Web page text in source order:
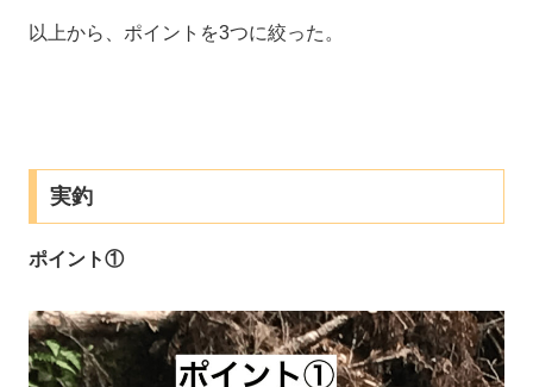
以上から、ポイントを3つに絞った。
実釣
ポイント①